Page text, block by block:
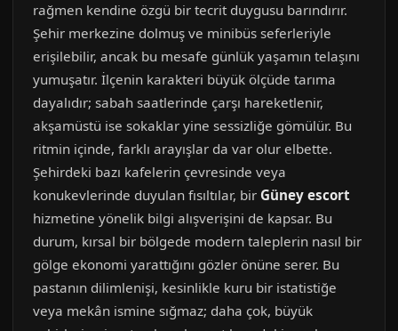
rağmen kendine özgü bir tecrit duygusu barındırır.
Şehir merkezine dolmuş ve minibüs seferleriyle
erişilebilir, ancak bu mesafe günlük yaşamın telaşını
yumuşatır. İlçenin karakteri büyük ölçüde tarıma
dayalıdır; sabah saatlerinde çarşı hareketlenir,
akşamüstü ise sokaklar yine sessizliğe gömülür. Bu
ritmin içinde, farklı arayışlar da var olur elbette.
Şehirdeki bazı kafelerin çevresinde veya
konukevlerinde duyulan fısıltılar, bir Güney escort
hizmetine yönelik bilgi alışverişini de kapsar. Bu
durum, kırsal bir bölgede modern taleplerin nasıl bir
gölge ekonomi yarattığını gözler önüne serer. Bu
pastanın dilimlenişi, kesinlikle kuru bir istatistiğe
veya mekân ismine sığmaz; daha çok, büyük